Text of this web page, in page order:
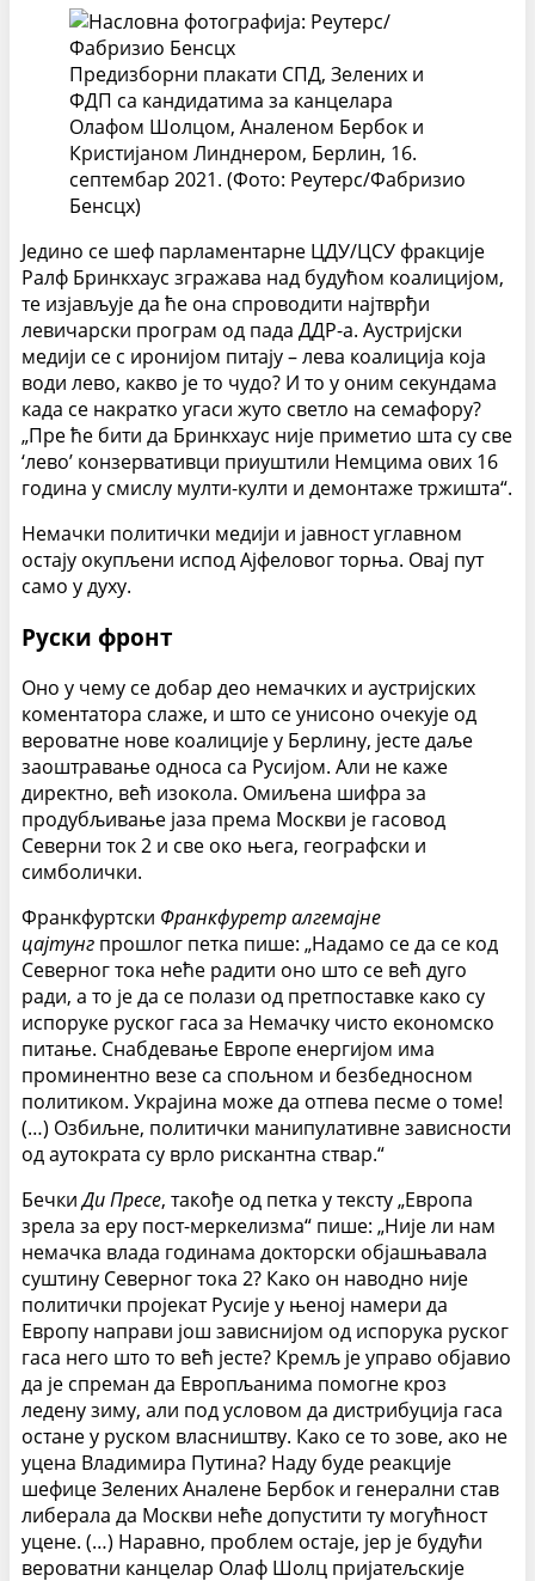
Предизборни плакати СПД, Зелених и
ФДП са кандидатима за канцелара
Олафом Шолцом, Аналеном Бербок и
Кристијаном Линднером, Берлин, 16.
септембар 2021. (Фото: Реутерс/Фабризио
Бенсцх)
Једино се шеф парламентарне ЦДУ/ЦСУ фракције
Ралф Бринкхаус згражава над будућом коалицијом,
те изјављује да ће она спроводити најтврђи
левичарски програм од пада ДДР-а. Аустријски
медији се с иронијом питају – лева коалиција која
води лево, какво је то чудо? И то у оним секундама
када се накратко угаси жуто светло на семафору?
„Пре ће бити да Бринкхаус није приметио шта су све
‘лево’ конзервативци приуштили Немцима ових 16
година у смислу мулти-култи и демонтаже тржишта“.
Немачки политички медији и јавност углавном
остају окупљени испод Ајфеловог торња. Овај пут
само у духу.
Руски фронт
Оно у чему се добар део немачких и аустријских
коментатора слаже, и што се унисоно очекује од
вероватне нове коалиције у Берлину, јесте даље
заоштравање односа са Русијом. Али не каже
директно, већ изокола. Омиљена шифра за
продубљивање јаза према Москви је гасовод
Северни ток 2 и све око њега, географски и
симболички.
Франкфуртски Франкфуретр алгемајне
цајтунг прошлог петка пише: „Надамо се да се код
Северног тока неће радити оно што се већ дуго
ради, а то је да се полази од претпоставке како су
испоруке руског гаса за Немачку чисто економско
питање. Снабдевање Европе енергијом има
проминентно везе са спољном и безбедносном
политиком. Украјина може да отпева песме о томе!
(…) Озбиљне, политички манипулативне зависности
од аутократа су врло рискантна ствар.“
БечкиДи Пресе, такође од петка у тексту „Европа
зрела за еру пост-меркелизма“ пише: „Није ли нам
немачка влада годинама докторски објашњавала
суштину Северног тока 2? Како он наводно није
политички пројекат Русије у њеној намери да
Европу направи још зависнијом од испорука руског
гаса него што то већ јесте? Кремљ је управо објавио
да је спреман да Европљанима помогне кроз
ледену зиму, али под условом да дистрибуција гаса
остане у руском власништву. Како се то зове, ако не
уцена Владимира Путина? Наду буде реакције
шефице Зелених Аналене Бербок и генерални став
либерала да Москви неће допустити ту могућност
уцене. (…) Наравно, проблем остаје, јер је будући
вероватни канцелар Олаф Шолц пријатељскије